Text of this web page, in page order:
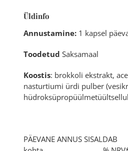
Üldinfo
Annustamine:1 kapsel
Toodetud Saksamaal
Koostis: brokkoli ekstrakt,
nasturtiumi ürdi pulber
PÄEVANE ANNUS